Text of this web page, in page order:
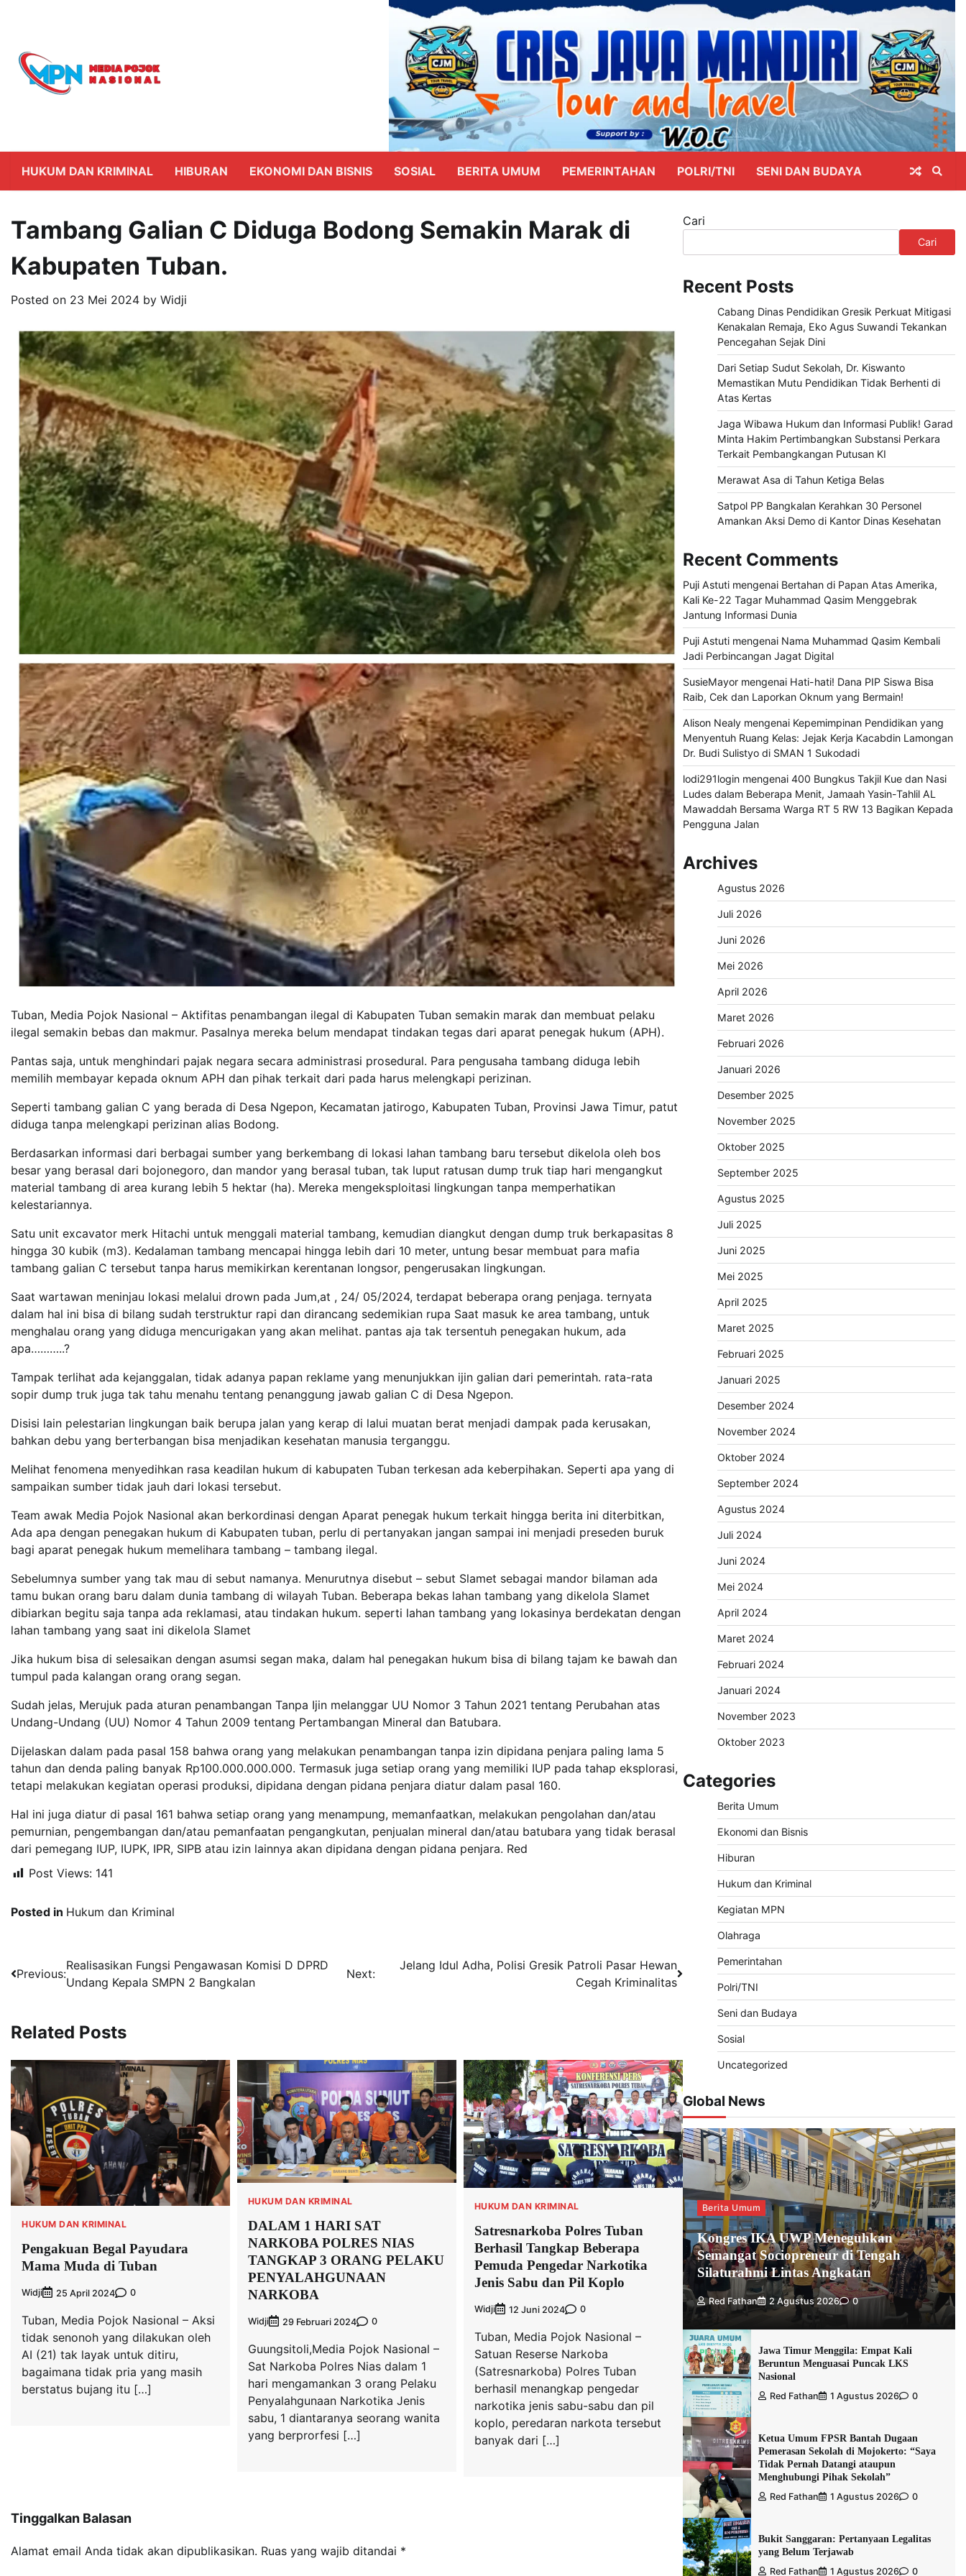
HUKUM DAN KRIMINAL HIBURAN EKONOMI DAN BISNIS SOSIAL BERITA UMUM PEMERINTAHAN POLRI/TNI SENI DAN BUDAYA
Tambang Galian C Diduga Bodong Semakin Marak di
Kabupaten Tuban.
Posted on 23 Mei 2024 by Widji
Tuban, Media Pojok Nasional – Aktifitas penambangan ilegal di Kabupaten Tuban semakin marak dan membuat pelaku
ilegal semakin bebas dan makmur. Pasalnya mereka belum mendapat tindakan tegas dari aparat penegak hukum (APH).
Pantas saja, untuk menghindari pajak negara secara administrasi prosedural. Para pengusaha tambang diduga lebih
memilih membayar kepada oknum APH dan pihak terkait dari pada harus melengkapi perizinan.
Seperti tambang galian C yang berada di Desa Ngepon, Kecamatan jatirogo, Kabupaten Tuban, Provinsi Jawa Timur, patut
diduga tanpa melengkapi perizinan alias Bodong.
Berdasarkan informasi dari berbagai sumber yang berkembang di lokasi lahan tambang baru tersebut dikelola oleh bos
besar yang berasal dari bojonegoro, dan mandor yang berasal tuban, tak luput ratusan dump truk tiap hari mengangkut
material tambang di area kurang lebih 5 hektar (ha). Mereka mengeksploitasi lingkungan tanpa memperhatikan
kelestariannya.
Satu unit excavator merk Hitachi untuk menggali material tambang, kemudian diangkut dengan dump truk berkapasitas 8
hingga 30 kubik (m3). Kedalaman tambang mencapai hingga lebih dari 10 meter, untung besar membuat para mafia
tambang galian C tersebut tanpa harus memikirkan kerentanan longsor, pengerusakan lingkungan.
Saat wartawan meninjau lokasi melalui drown pada Jum,at , 24/ 05/2024, terdapat beberapa orang penjaga. ternyata
dalam hal ini bisa di bilang sudah terstruktur rapi dan dirancang sedemikian rupa Saat masuk ke area tambang, untuk
menghalau orang yang diduga mencurigakan yang akan melihat. pantas aja tak tersentuh penegakan hukum, ada
apa………..?
Tampak terlihat ada kejanggalan, tidak adanya papan reklame yang menunjukkan ijin galian dari pemerintah. rata-rata
sopir dump truk juga tak tahu menahu tentang penanggung jawab galian C di Desa Ngepon.
Disisi lain pelestarian lingkungan baik berupa jalan yang kerap di lalui muatan berat menjadi dampak pada kerusakan,
bahkan debu yang berterbangan bisa menjadikan kesehatan manusia terganggu.
Melihat fenomena menyedihkan rasa keadilan hukum di kabupaten Tuban terkesan ada keberpihakan. Seperti apa yang di
sampaikan sumber tidak jauh dari lokasi tersebut.
Team awak Media Pojok Nasional akan berkordinasi dengan Aparat penegak hukum terkait hingga berita ini diterbitkan,
Ada apa dengan penegakan hukum di Kabupaten tuban, perlu di pertanyakan jangan sampai ini menjadi preseden buruk
bagi aparat penegak hukum memelihara tambang – tambang ilegal.
Sebelumnya sumber yang tak mau di sebut namanya. Menurutnya disebut – sebut Slamet sebagai mandor bilaman ada
tamu bukan orang baru dalam dunia tambang di wilayah Tuban. Beberapa bekas lahan tambang yang dikelola Slamet
dibiarkan begitu saja tanpa ada reklamasi, atau tindakan hukum. seperti lahan tambang yang lokasinya berdekatan dengan
lahan tambang yang saat ini dikelola Slamet
Jika hukum bisa di selesaikan dengan asumsi segan maka, dalam hal penegakan hukum bisa di bilang tajam ke bawah dan
tumpul pada kalangan orang orang segan.
Sudah jelas, Merujuk pada aturan penambangan Tanpa Ijin melanggar UU Nomor 3 Tahun 2021 tentang Perubahan atas
Undang-Undang (UU) Nomor 4 Tahun 2009 tentang Pertambangan Mineral dan Batubara.
Dijelaskan dalam pada pasal 158 bahwa orang yang melakukan penambangan tanpa izin dipidana penjara paling lama 5
tahun dan denda paling banyak Rp100.000.000.000. Termasuk juga setiap orang yang memiliki IUP pada tahap eksplorasi,
tetapi melakukan kegiatan operasi produksi, dipidana dengan pidana penjara diatur dalam pasal 160.
Hal ini juga diatur di pasal 161 bahwa setiap orang yang menampung, memanfaatkan, melakukan pengolahan dan/atau
pemurnian, pengembangan dan/atau pemanfaatan pengangkutan, penjualan mineral dan/atau batubara yang tidak berasal
dari pemegang IUP, IUPK, IPR, SIPB atau izin lainnya akan dipidana dengan pidana penjara. Red
Post Views: 141
Posted in Hukum dan Kriminal
Navigasi
Previous:
Realisasikan Fungsi Pengawasan Komisi D DPRD
Undang Kepala SMPN 2 Bangkalan
Next:
Jelang Idul Adha, Polisi Gresik Patroli Pasar Hewan
Cegah Kriminalitas
Related Posts
HUKUM DAN KRIMINAL
Pengakuan Begal Payudara
Mama Muda di Tuban
Widji 25 April 2024 0
Tuban, Media Pojok Nasional – Aksi
tidak senonoh yang dilakukan oleh
AI (21) tak layak untuk ditiru,
bagaimana tidak pria yang masih
berstatus bujang itu […]
HUKUM DAN KRIMINAL
DALAM 1 HARI SAT
NARKOBA POLRES NIAS
TANGKAP 3 ORANG PELAKU
PENYALAHGUNAAN
NARKOBA
Widji 29 Februari 2024 0
Guungsitoli,Media Pojok Nasional –
Sat Narkoba Polres Nias dalam 1
hari mengamankan 3 orang Pelaku
Penyalahgunaan Narkotika Jenis
sabu, 1 diantaranya seorang wanita
yang berprorfesi […]
HUKUM DAN KRIMINAL
Satresnarkoba Polres Tuban
Berhasil Tangkap Beberapa
Pemuda Pengedar Narkotika
Jenis Sabu dan Pil Koplo
Widji 12 Juni 2024 0
Tuban, Media Pojok Nasional –
Satuan Reserse Narkoba
(Satresnarkoba) Polres Tuban
berhasil menangkap pengedar
narkotika jenis sabu-sabu dan pil
koplo, peredaran narkota tersebut
banyak dari […]
Tinggalkan Balasan
Alamat email Anda tidak akan dipublikasikan. Ruas yang wajib ditandai *
Cari
Cari
Recent Posts
Cabang Dinas Pendidikan Gresik Perkuat Mitigasi
Kenakalan Remaja, Eko Agus Suwandi Tekankan
Pencegahan Sejak Dini
Dari Setiap Sudut Sekolah, Dr. Kiswanto
Memastikan Mutu Pendidikan Tidak Berhenti di
Atas Kertas
Jaga Wibawa Hukum dan Informasi Publik! Garad
Minta Hakim Pertimbangkan Substansi Perkara
Terkait Pembangkangan Putusan KI
Merawat Asa di Tahun Ketiga Belas
Satpol PP Bangkalan Kerahkan 30 Personel
Amankan Aksi Demo di Kantor Dinas Kesehatan
Recent Comments
Puji Astutimengenai Bertahan di Papan Atas Amerika,
Kali Ke-22 Tagar Muhammad Qasim Menggebrak
Jantung Informasi Dunia
Puji Astutimengenai Nama Muhammad Qasim Kembali
Jadi Perbincangan Jagat Digital
SusieMayormengenai Hati-hati! Dana PIP Siswa Bisa
Raib, Cek dan Laporkan Oknum yang Bermain!
Alison Nealymengenai Kepemimpinan Pendidikan yang
Menyentuh Ruang Kelas: Jejak Kerja Kacabdin Lamongan
Dr. Budi Sulistyo di SMAN 1 Sukodadi
lodi291loginmengenai 400 Bungkus Takjil Kue dan Nasi
Ludes dalam Beberapa Menit, Jamaah Yasin-Tahlil AL
Mawaddah Bersama Warga RT 5 RW 13 Bagikan Kepada
Pengguna Jalan
Archives
Agustus 2026
Juli 2026
Juni 2026
Mei 2026
April 2026
Maret 2026
Februari 2026
Januari 2026
Desember 2025
November 2025
Oktober 2025
September 2025
Agustus 2025
Juli 2025
Juni 2025
Mei 2025
April 2025
Maret 2025
Februari 2025
Januari 2025
Desember 2024
November 2024
Oktober 2024
September 2024
Agustus 2024
Juli 2024
Juni 2024
Mei 2024
April 2024
Maret 2024
Februari 2024
Januari 2024
November 2023
Oktober 2023
Categories
Berita Umum
Ekonomi dan Bisnis
Hiburan
Hukum dan Kriminal
Kegiatan MPN
Olahraga
Pemerintahan
Polri/TNI
Seni dan Budaya
Sosial
Uncategorized
Global News
Berita Umum
Kongres IKA UWP Meneguhkan
Semangat Sociopreneur di Tengah
Silaturahmi Lintas Angkatan
Red Fathan 2 Agustus 2026 0
Jawa Timur Menggila: Empat Kali
Beruntun Menguasai Puncak LKS
Nasional
Red Fathan 1 Agustus 2026 0
Ketua Umum FPSR Bantah Dugaan
Pemerasan Sekolah di Mojokerto: “Saya
Tidak Pernah Datangi ataupun
Menghubungi Pihak Sekolah”
Red Fathan 1 Agustus 2026 0
Bukit Sanggaran: Pertanyaan Legalitas
yang Belum Terjawab
Red Fathan 1 Agustus 2026 0